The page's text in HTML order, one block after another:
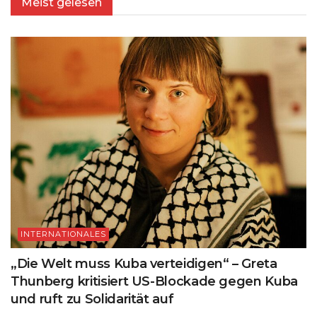
INTERNATIONALES
„Die Welt muss Kuba verteidigen“ – Greta
Thunberg kritisiert US-Blockade gegen Kuba
und ruft zu Solidarität auf